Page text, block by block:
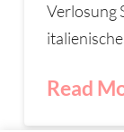
Verlosung
Read